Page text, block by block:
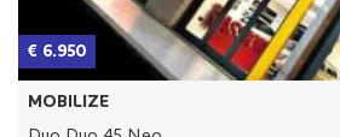
€ 6.950
MOBILIZE